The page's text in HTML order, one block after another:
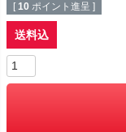
[ 10 ポイント進呈 ]
送料込